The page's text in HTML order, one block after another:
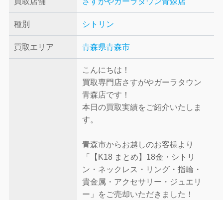
種別 シトリン
買取エリア 青森県青森市
こんにちは！
買取専門店さすがやガーラタウン
青森店です！
本日の買取実績をご紹介いたしま
す。
青森市からお越しのお客様より
「【K18 まとめ】18金・シトリ
ン・ネックレス・リング・指輪・
貴金属・アクセサリー・ジュエリ
ー」をご売却いただきました！